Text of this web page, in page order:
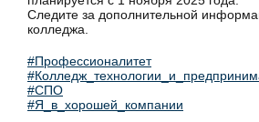
Следите за дополнительной
колледжа.
#Профессионалитет
#СПО
#Я_в_хорошей_компании